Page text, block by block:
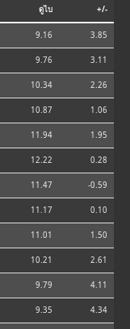
ดูไบ +/-
9.16 3.85
9.76 3.11
10.34 2.26
10.87 1.06
11.94 1.95
12.22 0.28
11.47 -0.59
11.17 0.10
11.01 1.50
10.21 2.61
9.79 4.11
9.35 4.34